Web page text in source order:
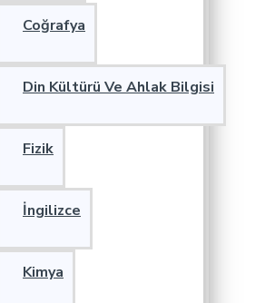
Coğrafya
Din Kültürü Ve Ahlak Bilgisi
Fizik
İngilizce
Kimya